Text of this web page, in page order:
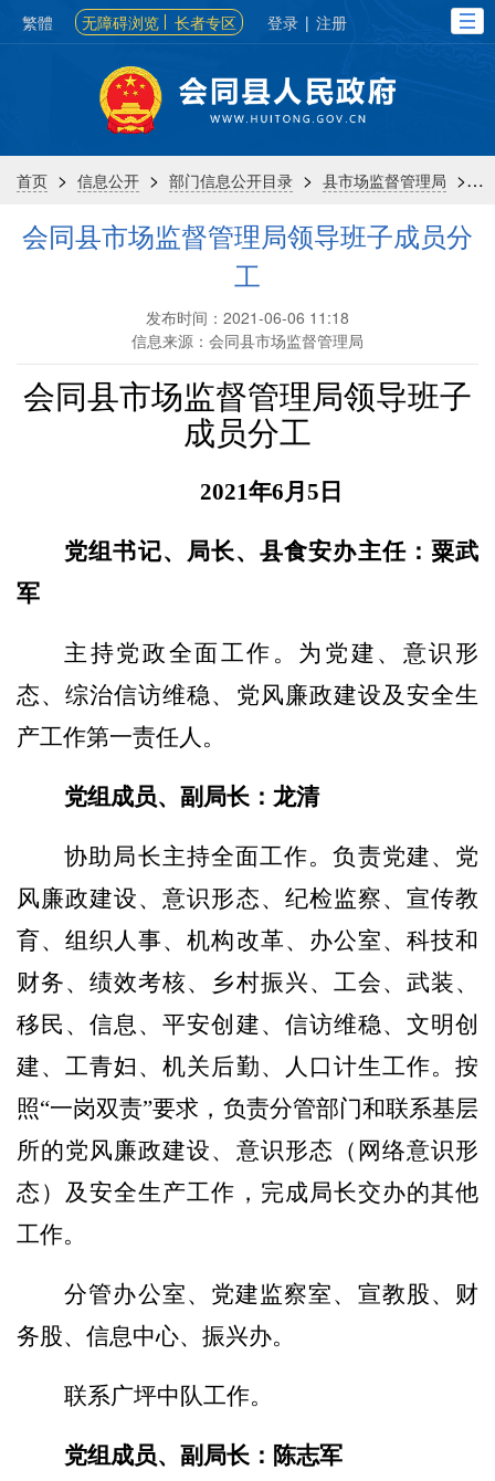
繁體 无障碍浏览 长者专区 登录 | 注册
首页 > 信息公开 > 部门信息公开目录 > 县市场监督管理局 >
会同县市场监督管理局领导班子成员分
工
发布时间：2021-06-06 11:18
信息来源：会同县市场监督管理局
会同县市场监督管理局领导班子
成员分工
2021年6月5日
党组书记、局长、县食安办主任： 粟武
军
主持党政全面工作。为 党建、意识形
态、综治信访维稳、 党风廉政建设及 安全生
产工作第一责任人。
党组成员、副局长 ： 龙清
协助局长主持全面工作。负责党建、党
风廉政建设、意识形态、纪检监察、宣传教
育、组织人事、机构改革、办公室、科技和
财务、绩效考核、乡村振兴、 工会、 武装、
移民、信息、平安创建、信访维稳、文明创
建、工青妇、机关后勤、人口计生工作。按
照“一岗双责”要求 ， 负责分管部门和联系基层
所的党风廉政建设、意识形态（ 网络意识形
态 ） 及安全生产工作，完成局长交办的其他
工作。
分管办公室、党建监察室、宣教股、财
务股、信息中心、振兴办。
联系广坪中队工作。
党组成员、副局长 ： 陈志军